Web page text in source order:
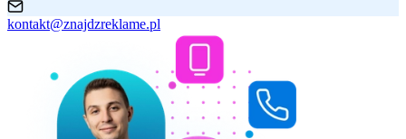
kontakt@znajdzreklame.pl